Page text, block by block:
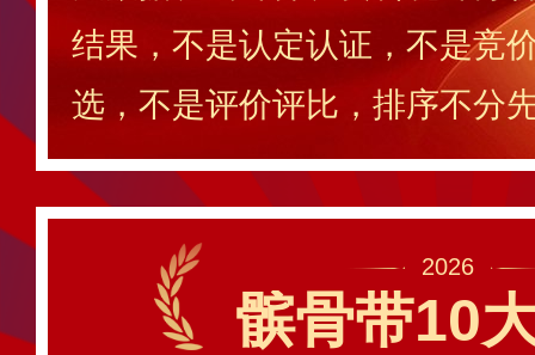
结果，不是认定认证，不是竞
选，不是评价评比，排序不分
2026
髌骨带10